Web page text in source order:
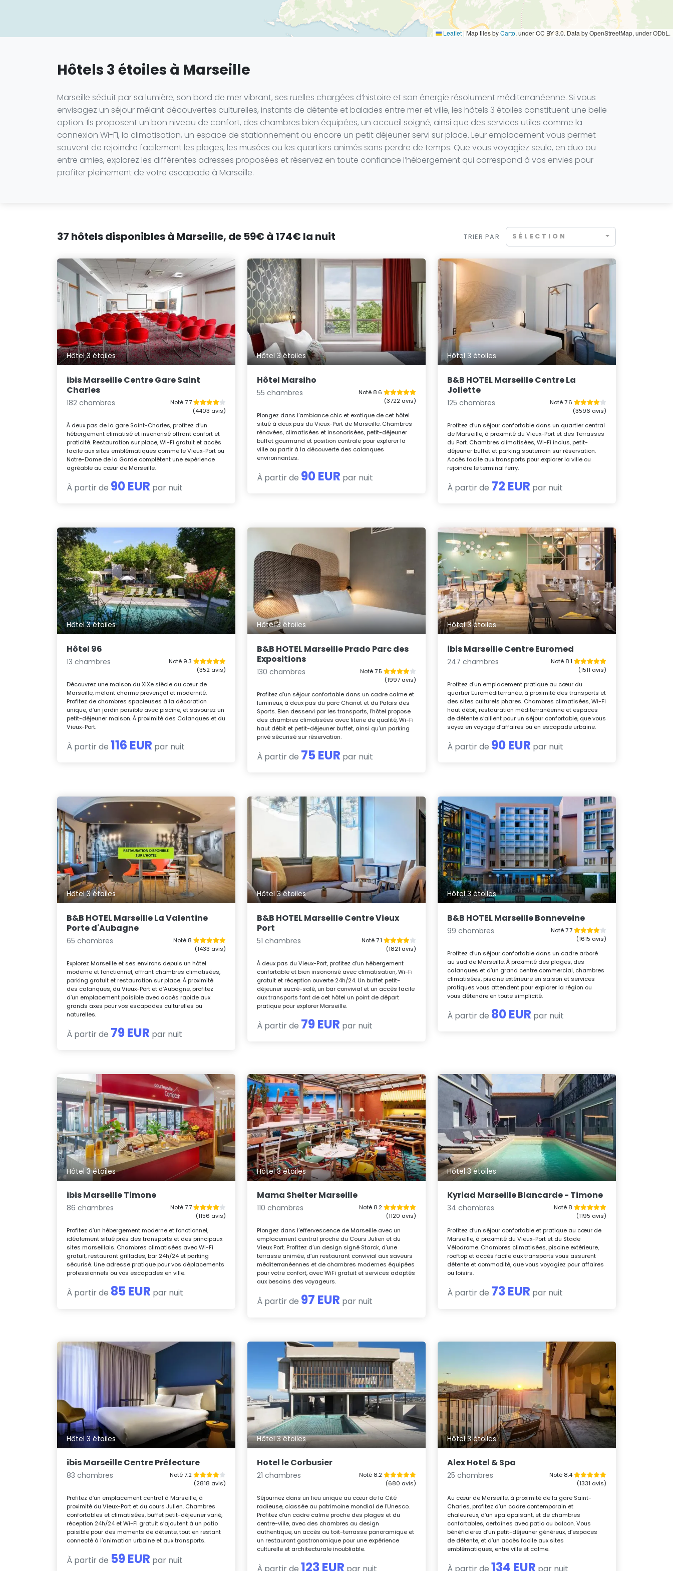
Leaflet | Map tiles byCarto, under CC BY 3.0. Data by OpenStreetMap, under ODbL.
Hôtels 3 étoiles à Marseille
Marseille séduit par sa lumière, son bord de mer vibrant, ses ruelles chargées d’histoire et son énergie résolument méditerranéenne. Si vous
envisagez un séjour mêlant découvertes culturelles, instants de détente et balades entre mer et ville, les hôtels 3 étoiles constituent une belle
option. Ils proposent un bon niveau de confort, des chambres bien équipées, un accueil soigné, ainsi que des services utiles comme la
connexion Wi-Fi, la climatisation, un espace de stationnement ou encore un petit déjeuner servi sur place. Leur emplacement vous permet
souvent de rejoindre facilement les plages, les musées ou les quartiers animés sans perdre de temps. Que vous voyagiez seule, en duo ou
entre amies, explorez les différentes adresses proposées et réservez en toute confiance l’hébergement qui correspond à vos envies pour
profiter pleinement de votre escapade à Marseille.
37 hôtels disponibles à Marseille, de 59€ à 174€ la nuit TRIER PAR SÉLECTION
Hôtel 3 étoiles
ibis Marseille Centre Gare Saint
Charles
182 chambres
Noté 7.7
(4403 avis)
À deux pas de la gare Saint-Charles, profitez d’un
hébergement climatisé et insonorisé offrant confort et
praticité. Restauration sur place, Wi-Fi gratuit et accès
facile aux sites emblématiques comme le Vieux-Port ou
Notre-Dame de la Garde complètent une expérience
agréable au cœur de Marseille.
À partir de 90 EUR par nuit
Hôtel 3 étoiles
Hôtel Marsiho
55 chambres
Noté 8.6
(3722 avis)
Plongez dans l’ambiance chic et exotique de cet hôtel
situé à deux pas du Vieux-Port de Marseille. Chambres
rénovées, climatisées et insonorisées, petit-déjeuner
buffet gourmand et position centrale pour explorer la
ville ou partir à la découverte des calanques
environnantes.
À partir de 90 EUR par nuit
Hôtel 3 étoiles
B&B HOTEL Marseille Centre La
Joliette
125 chambres
Noté 7.6
(3596 avis)
Profitez d’un séjour confortable dans un quartier central
de Marseille, à proximité du Vieux-Port et des Terrasses
du Port. Chambres climatisées, Wi-Fi inclus, petit-
déjeuner buffet et parking souterrain sur réservation.
Accès facile aux transports pour explorer la ville ou
rejoindre le terminal ferry.
À partir de 72 EUR par nuit
Hôtel 3 étoiles
Hôtel 96
13 chambres
Noté 9.3
(352 avis)
Découvrez une maison du XIXe siècle au cœur de
Marseille, mêlant charme provençal et modernité.
Profitez de chambres spacieuses à la décoration
unique, d’un jardin paisible avec piscine, et savourez un
petit-déjeuner maison. À proximité des Calanques et du
Vieux-Port.
À partir de116 EUR par nuit
Hôtel 3 étoiles
B&B HOTEL Marseille Prado Parc des
Expositions
130 chambres
Noté 7.5
(1997 avis)
Profitez d’un séjour confortable dans un cadre calme et
lumineux, à deux pas du parc Chanot et du Palais des
Sports. Bien desservi par les transports, l’hôtel propose
des chambres climatisées avec literie de qualité, Wi-Fi
haut débit et petit-déjeuner buffet, ainsi qu’un parking
privé sécurisé sur réservation.
À partir de 75 EUR par nuit
Hôtel 3 étoiles
ibis Marseille Centre Euromed
247 chambres
Noté 8.1
(1511 avis)
Profitez d'un emplacement pratique au cœur du
quartier Euroméditerranée, à proximité des transports et
des sites culturels phares. Chambres climatisées, Wi-Fi
haut débit, restauration méditerranéenne et espaces
de détente s’allient pour un séjour confortable, que vous
soyez en voyage d’affaires ou en escapade urbaine.
À partir de 90 EUR par nuit
Hôtel 3 étoiles
B&B HOTEL Marseille La Valentine
Porte d'Aubagne
65 chambres
Noté 8
(1433 avis)
Explorez Marseille et ses environs depuis un hôtel
moderne et fonctionnel, offrant chambres climatisées,
parking gratuit et restauration sur place. À proximité
des calanques, du Vieux-Port et d’Aubagne, profitez
d’un emplacement paisible avec accès rapide aux
grands axes pour vos escapades culturelles ou
naturelles.
À partir de 79 EUR par nuit
Hôtel 3 étoiles
B&B HOTEL Marseille Centre Vieux
Port
51 chambres
Noté 7.1
(1821 avis)
À deux pas du Vieux-Port, profitez d’un hébergement
confortable et bien insonorisé avec climatisation, Wi-Fi
gratuit et réception ouverte 24h/24. Un buffet petit-
déjeuner sucré-salé, un bar convivial et un accès facile
aux transports font de cet hôtel un point de départ
pratique pour explorer Marseille.
À partir de 79 EUR par nuit
Hôtel 3 étoiles
B&B HOTEL Marseille Bonneveine
99 chambres
Noté 7.7
(1615 avis)
Profitez d’un séjour confortable dans un cadre arboré
au sud de Marseille. À proximité des plages, des
calanques et d’un grand centre commercial, chambres
climatisées, piscine extérieure en saison et services
pratiques vous attendent pour explorer la région ou
vous détendre en toute simplicité.
À partir de 80 EUR par nuit
Hôtel 3 étoiles
ibis Marseille Timone
86 chambres
Noté 7.7
(1156 avis)
Profitez d’un hébergement moderne et fonctionnel,
idéalement situé près des transports et des principaux
sites marseillais. Chambres climatisées avec Wi-Fi
gratuit, restaurant grillades, bar 24h/24 et parking
sécurisé. Une adresse pratique pour vos déplacements
professionnels ou vos escapades en ville.
À partir de 85 EUR par nuit
Hôtel 3 étoiles
Mama Shelter Marseille
110 chambres
Noté 8.2
(1120 avis)
Plongez dans l’effervescence de Marseille avec un
emplacement central proche du Cours Julien et du
Vieux Port. Profitez d’un design signé Starck, d’une
terrasse animée, d’un restaurant convivial aux saveurs
méditerranéennes et de chambres modernes équipées
pour votre confort, avec WiFi gratuit et services adaptés
aux besoins des voyageurs.
À partir de 97 EUR par nuit
Hôtel 3 étoiles
Kyriad Marseille Blancarde - Timone
34 chambres
Noté 8
(1195 avis)
Profitez d’un séjour confortable et pratique au cœur de
Marseille, à proximité du Vieux-Port et du Stade
Vélodrome. Chambres climatisées, piscine extérieure,
rooftop et accès facile aux transports vous assurent
détente et commodité, que vous voyagiez pour affaires
ou loisirs.
À partir de 73 EUR par nuit
Hôtel 3 étoiles
ibis Marseille Centre Préfecture
83 chambres
Noté 7.2
(2818 avis)
Profitez d’un emplacement central à Marseille, à
proximité du Vieux-Port et du cours Julien. Chambres
confortables et climatisées, buffet petit-déjeuner varié,
réception 24h/24 et Wi-Fi gratuit s’ajoutent à un patio
paisible pour des moments de détente, tout en restant
connecté à l’animation urbaine et aux transports.
À partir de 59 EUR par nuit
Hôtel 3 étoiles
Hotel le Corbusier
21 chambres
Noté 8.2
(680 avis)
Séjournez dans un lieu unique au cœur de la Cité
radieuse, classée au patrimoine mondial de l'Unesco.
Profitez d’un cadre calme proche des plages et du
centre-ville, avec des chambres au design
authentique, un accès au toit-terrasse panoramique et
un restaurant gastronomique pour une expérience
culturelle et architecturale inoubliable.
123 EUR
Hôtel 3 étoiles
Alex Hotel & Spa
25 chambres
Noté 8.4
(1331 avis)
Au cœur de Marseille, à proximité de la gare Saint-
Charles, profitez d’un cadre contemporain et
chaleureux, d’un spa apaisant, et de chambres
confortables, certaines avec patio ou balcon. Vous
bénéficierez d’un petit-déjeuner généreux, d’espaces
de détente, et d’un accès facile aux sites
emblématiques, entre ville et calme.
134 EUR